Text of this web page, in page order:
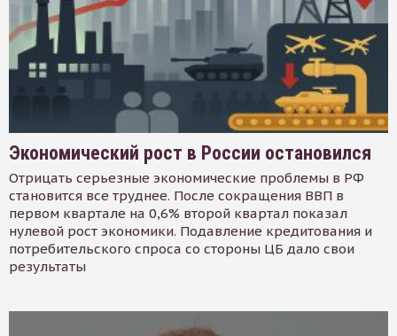
Экономический рост в России остановился
Отрицать серьезные экономические проблемы в РФ
становится все труднее. После сокращения ВВП в
первом квартале на 0,6% второй квартал показал
нулевой рост экономики. Подавление кредитования и
потребительского спроса со стороны ЦБ дало свои
результаты